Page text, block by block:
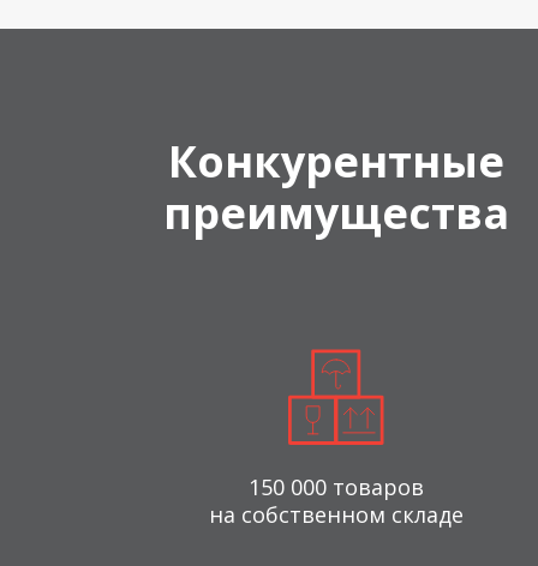
Конкурентные
преимущества
150 000 товаров
на собственном складе